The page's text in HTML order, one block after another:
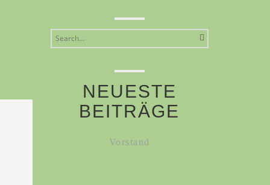
for:
NEUESTE
BEITRÄGE
Vorstand